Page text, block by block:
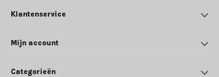
Klantenservice
Mijn account
Categorieën